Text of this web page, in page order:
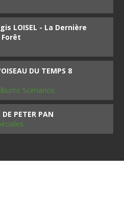
LOISEL - La Dernière
DU TEMPS 8
Scénarios
PETER PAN